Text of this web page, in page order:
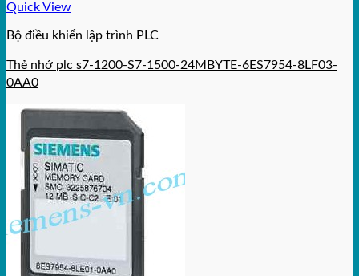
Quick View
Bộ điều khiển lập trình PLC
Thẻ nhớ plc s7-1200-S7-1500-24MBYTE-6ES7954-8LF03-
0AA0